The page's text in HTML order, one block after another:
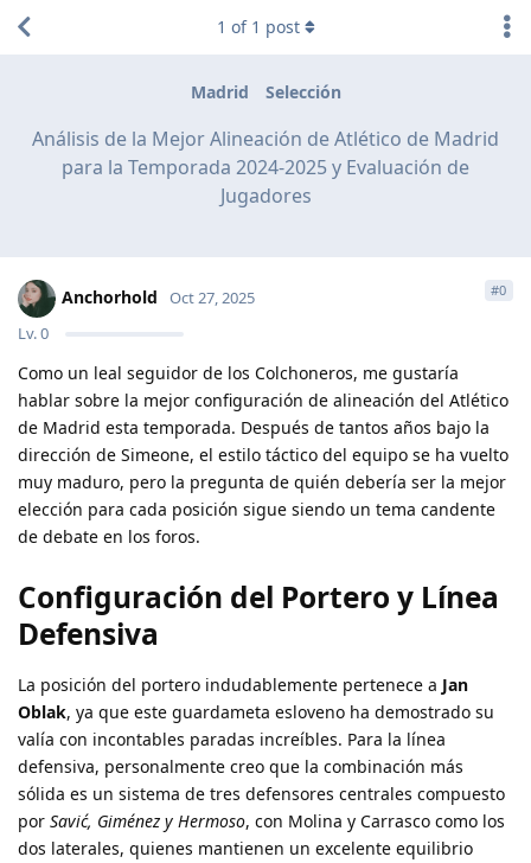
Madrid Selección
Análisis de la Mejor Alineación de Atlético de Madrid
para la Temporada 2024-2025 y Evaluación de
Jugadores
1 of 1 post
Anchorhold
Lv.0
Oct 27, 2025 #0
Como un leal seguidor de los Colchoneros, me gustaría
hablar sobre la mejor configuración de alineación del Atlético
de Madrid esta temporada. Después de tantos años bajo la
dirección de Simeone, el estilo táctico del equipo se ha vuelto
muy maduro, pero la pregunta de quién debería ser la mejor
elección para cada posición sigue siendo un tema candente
de debate en los foros.
Configuración del Portero y Línea
Defensiva
La posición del portero indudablemente pertenece a Jan
Oblak, ya que este guardameta esloveno ha demostrado su
valía con incontables paradas increíbles. Para la línea
defensiva, personalmente creo que la combinación más
sólida es un sistema de tres defensores centrales compuesto
por Savić, Giménez y Hermoso, con Molina y Carrasco como los
dos laterales, quienes mantienen un excelente equilibrio